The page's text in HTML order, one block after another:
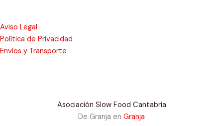
Aviso Legal
Política de Privacidad
Envíos y Transporte
Asociación Slow Food Cantabria
De Granja en Granja